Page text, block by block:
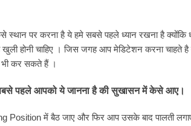
पर करना है ये हमे सबसे पहले ध्यान रखना है क्योंकि
होनी चाहिए । जिस जगह आप मेडिटेशन करना चाहते है
भी कर सकते हैं ।
पहले आपको ये जानना है की सुखासन में केसे आए।
Position में बैठ जाए और फिर आप उसके बाद पालती